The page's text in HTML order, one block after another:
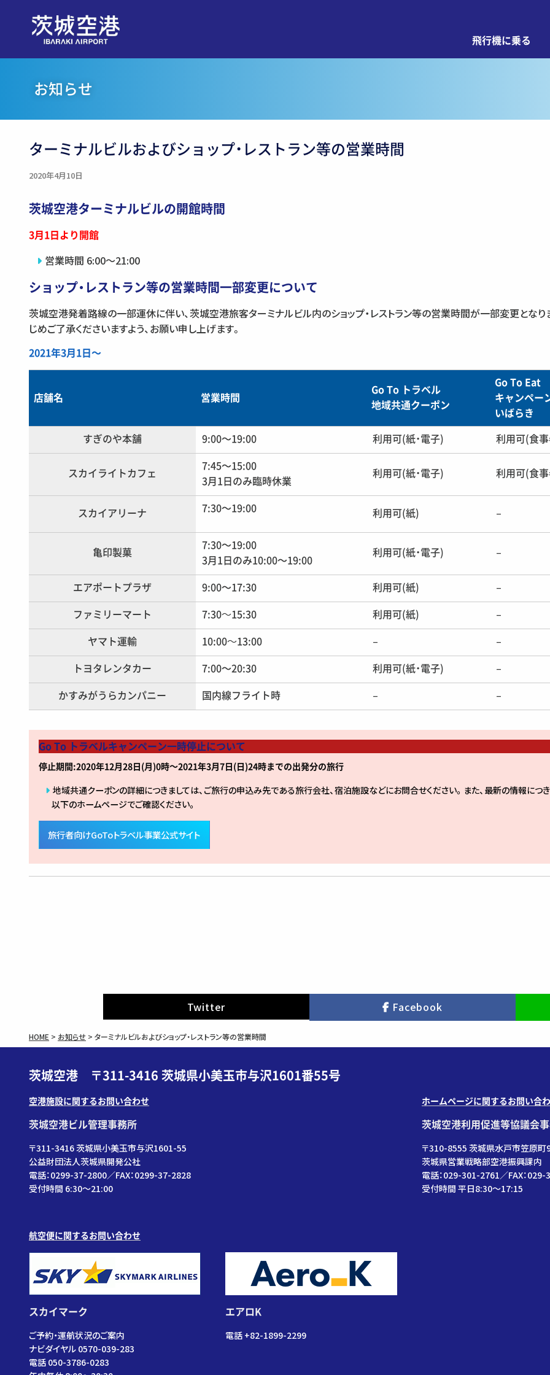
飛行機に乗る
お知らせ
ターミナルビルおよびショップ・レストラン等の営業時間
2020年4月10日
茨城空港ターミナルビルの開館時間
3月1日より開館
営業時間 6:00〜21:00
ショップ・レストラン等の営業時間一部変更について
茨城空港発着路線の一部運休に伴い、茨城空港旅客ターミナルビル内のショップ・レストラン等の営業時間が一部変更となり
じめご了承くださいますよう、お願い申し上げます。
2021年3月1日〜
店舗名 営業時間
Go To トラベル
地域共通クーポン
Go To Eat
キャンペー
いばらき
すぎのや本舗 9:00〜19:00 利用可(紙・電子) 利用可(食
スカイライトカフェ
7:45〜15:00
3月1日のみ臨時休業
利用可(紙・電子) 利用可(食
スカイアリーナ 7:30〜19:00 利用可(紙) –
亀印製菓
7:30〜19:00
3月1日のみ10:00〜19:00
利用可(紙・電子) –
エアポートプラザ 9:00〜17:30 利用可(紙) –
ファミリーマート 7:30～15:30 利用可(紙) –
ヤマト運輸 10:00～13:00 – –
トヨタレンタカー 7:00〜20:30 利用可(紙・電子) –
かすみがうらカンパニー 国内線フライト時 – –
Go To トラベルキャンペーン一時停止について
停止期間:2020年12月28日(月)0時～2021年3月7日(日)24時までの出発分の旅行
地域共通クーポンの詳細につきましては、ご旅行の申込み先である旅行会社、宿泊施設などにお問合せください。また、最新の情報につき
以下のホームページでご確認ください。
旅行者向けGoToトラベル事業公式サイト
Twitter Facebook
HOME > お知らせ > ターミナルビルおよびショップ・レストラン等の営業時間
茨城空港 〒311-3416 茨城県小美玉市与沢1601番55号
空港施設に関するお問い合わせ
茨城空港ビル管理事務所
〒311-3416 茨城県小美玉市与沢1601-55
公益財団法人茨城県開発公社
電話：0299-37-2800／FAX：0299-37-2828
受付時間 6:30〜21:00
ホームページに関するお問い合
茨城空港利用促進等協議会
〒310-8555 茨城県水戸市笠原町
茨城県営業戦略部空港振興課内
電話：029-301-2761／FAX：
受付時間 平日8:30～17:15
航空便に関するお問い合わせ
スカイマーク
ご予約・運航状況のご案内
ナビダイヤル 0570-039-283
電話 050-3786-0283
エアロK
電話 +82-1899-2299